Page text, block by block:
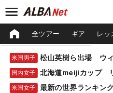
全ツアー ギア レッ
米国男子
国内女子 北海道meijiカップ
米国女子 最新の世界ランキン